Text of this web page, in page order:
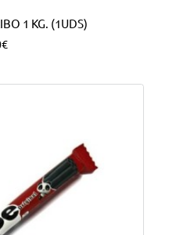
1 KG. (1UDS)